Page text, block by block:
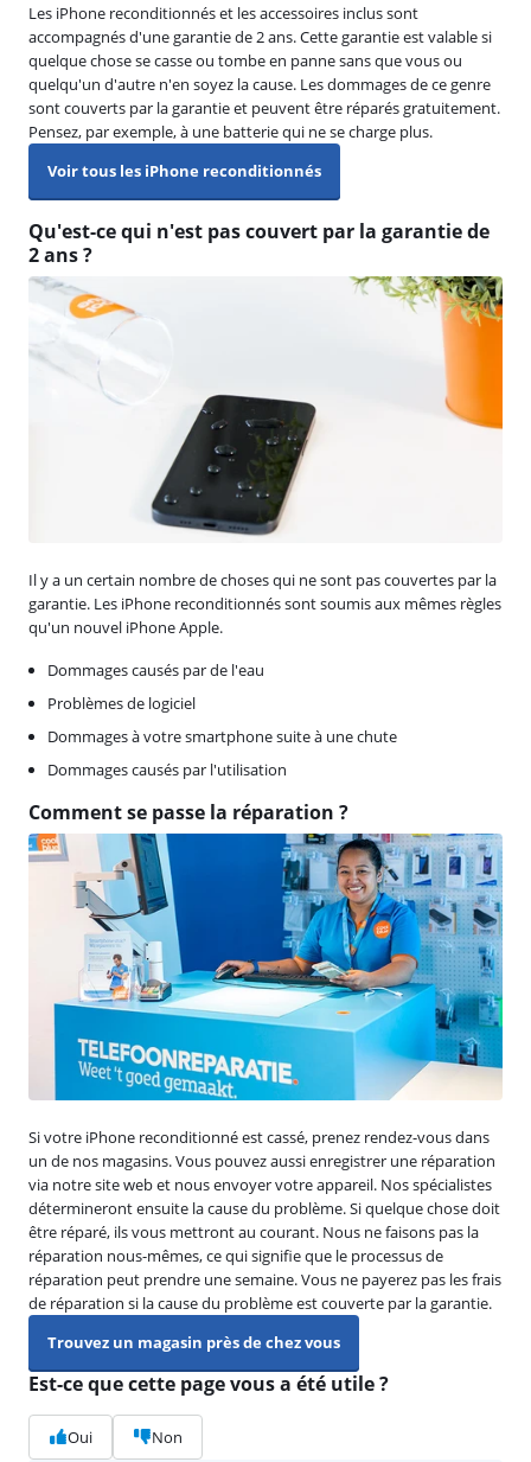
Les iPhone reconditionnés et les accessoires inclus sont
accompagnés d'une garantie de 2 ans. Cette garantie est valable si
quelque chose se casse ou tombe en panne sans que vous ou
quelqu'un d'autre n'en soyez la cause. Les dommages de ce genre
sont couverts par la garantie et peuvent être réparés gratuitement.
Pensez, par exemple, à une batterie qui ne se charge plus.
Voir tous les iPhone reconditionnés
Qu'est-ce qui n'est pas couvert par la garantie de
2 ans ?
Il y a un certain nombre de choses qui ne sont pas couvertes par la
garantie. Les iPhone reconditionnés sont soumis aux mêmes règles
qu'un nouvel iPhone Apple.
Dommages causés par de l'eau
Problèmes de logiciel
Dommages à votre smartphone suite à une chute
Dommages causés par l'utilisation
Comment se passe la réparation ?
Si votre iPhone reconditionné est cassé, prenez rendez-vous dans
un de nos magasins. Vous pouvez aussi enregistrer une réparation
via notre site web et nous envoyer votre appareil. Nos spécialistes
détermineront ensuite la cause du problème. Si quelque chose doit
être réparé, ils vous mettront au courant. Nous ne faisons pas la
réparation nous-mêmes, ce qui signifie que le processus de
réparation peut prendre une semaine. Vous ne payerez pas les frais
de réparation si la cause du problème est couverte par la garantie.
Trouvez un magasin près de chez vous
Est-ce que cette page vous a été utile ?
Oui Non